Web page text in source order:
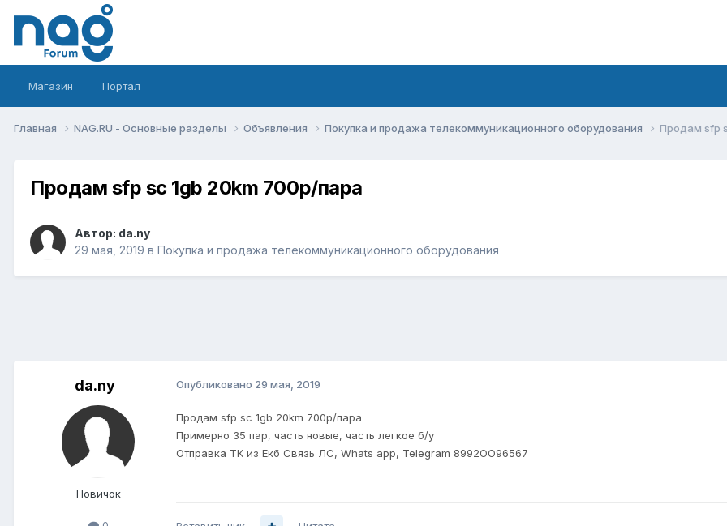
Магазин Портал
Главная NAG.RU - Основные разделы Объявления Покупка и продажа телекоммуникационного оборудования Продам sfp
Продам sfp sc 1gb 20km 700р/пара
Автор: da.ny
29 мая, 2019 в Покупка и продажа телекоммуникационного оборудования
da.ny
Новичок
Опубликовано 29 мая, 2019
Продам sfp sc 1gb 20km 700р/пара
Примерно 35 пар, часть новые, часть легкое б/у
Отправка ТК из Екб Связь ЛС, Whats app, Telegram 8992ОО96567